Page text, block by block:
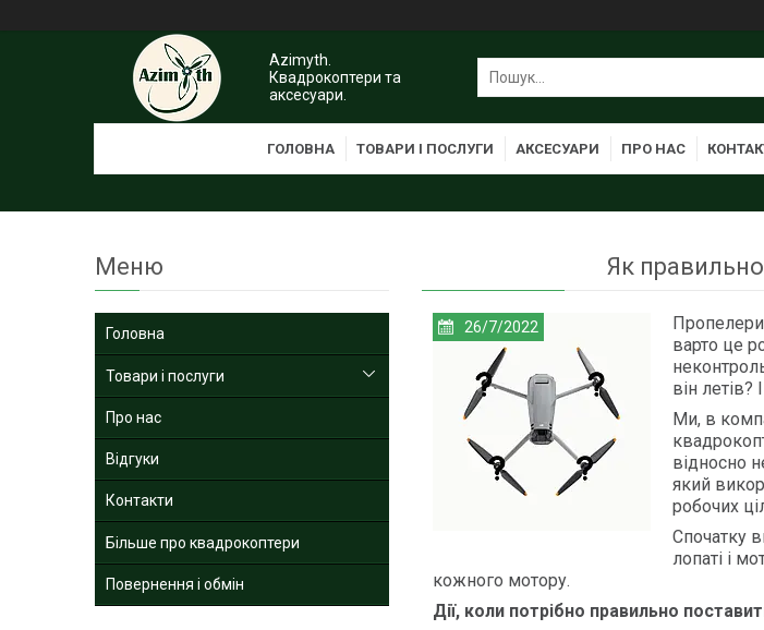
Azimyth.
Квадрокоптери та
аксесуари.
ГОЛОВНА ТОВАРИ І ПОСЛУГИ АКСЕСУАРИ ПРО НАС
Як
26/7/2022
Пропелери
варто це
він летів?
Ми, в
відносно
який
робочих
Спочатку
лопаті і
кожного мотору.
Дії, коли потрібно правильно
Головна
Товари і послуги
Про нас
Відгуки
Контакти
Більше про квадрокоптери
Повернення і обмін